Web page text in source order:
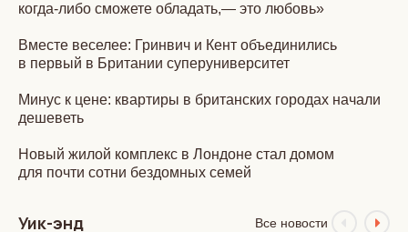
когда-либо сможете обладать,— это любовь»
Вместе веселее: Гринвич и Кент объединились
в первый в Британии суперуниверситет
Минус к цене: квартиры в британских городах начали
дешеветь
Новый жилой комплекс в Лондоне стал домом
для почти сотни бездомных семей
Уик-энд Все новости